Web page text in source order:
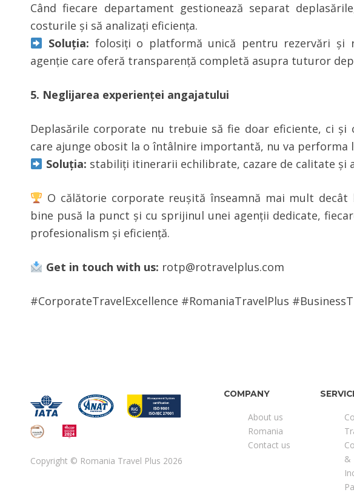
Când fiecare departament gestionează separat
costurile și să analizați eficiența.
Soluția: folosiți o platformă unică pentru rezervări
agenție care oferă transparență completă asupra tuturor
5. Neglijarea experienței angajatului
Deplasările corporate nu trebuie să fie doar eficiente, ci
care ajunge obosit la o întâlnire importantă, nu va performa
Soluția: stabiliți itinerarii echilibrate, cazare de calitate și
O călătorie corporate reușită înseamnă mai mult
bine pusă la punct și cu sprijinul unei agenții dedicate,
profesionalism și eficiență.
Get in touch with us: rotp@rotravelplus.com
#CorporateTravelExcellence #RomaniaTravelPlus
Copyright © Romania Travel Plus 2026
COMPANY
About us
Romania
Contact us
&